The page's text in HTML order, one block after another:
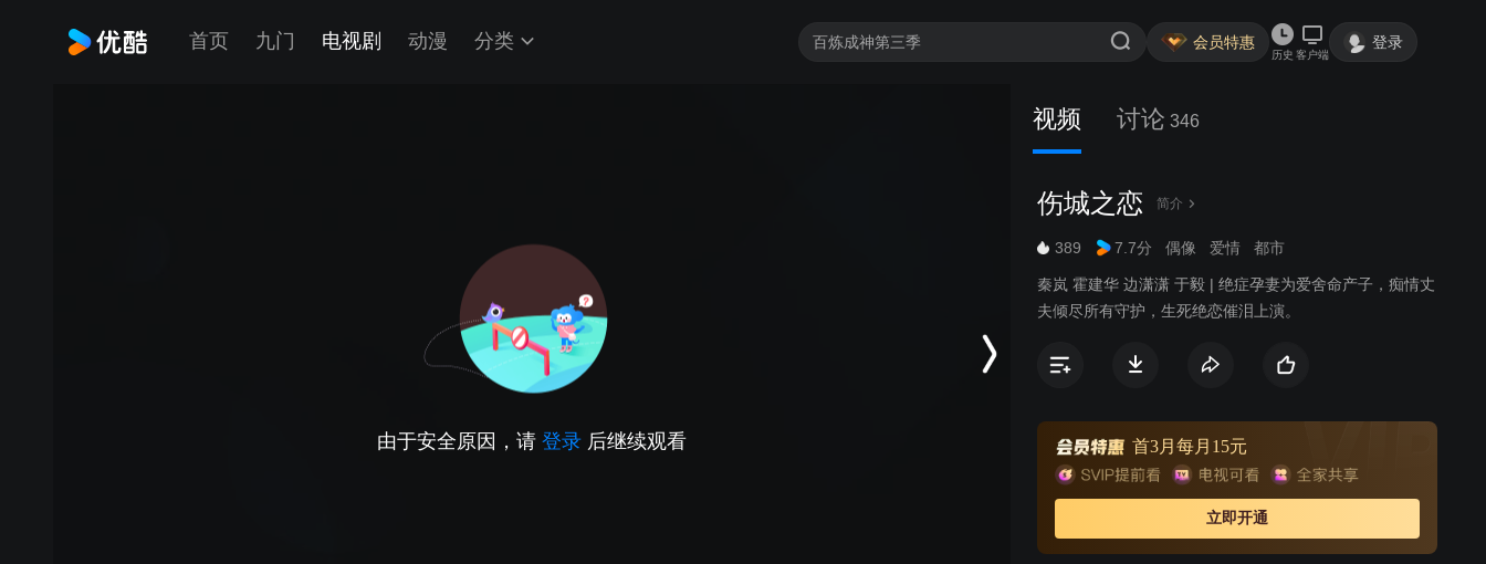
首页 九门 电视剧 动漫 分类 会员特惠
历史 客户端
登录
由于安全原因，请 登录 后继续观看
视频 讨论 346
伤城之恋 简介
389 7.7分 偶像 爱情 都市
秦岚 霍建华 边潇潇 于毅 | 绝症孕妻为爱舍命产子，痴情丈
夫倾尽所有守护，生死绝恋催泪上演。
首3月每月15元
立即开通